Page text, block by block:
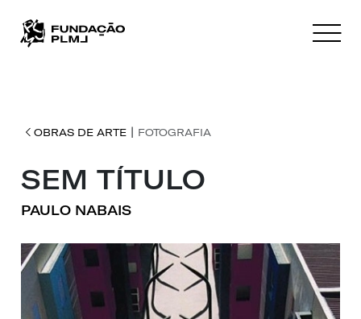
OBRAS DE ARTE| FOTOGRAFIA
SEM TÍTULO
PAULO NABAIS